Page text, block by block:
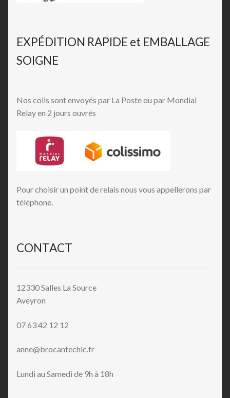
EXPÉDITION RAPIDE et EMBALLAGE
SOIGNE
Nos colis sont envoyés par La Poste ou par Mondial
Relay en 2 jours ouvrés
Pour choisir un point de relais nous vous appellerons par
téléphone.
CONTACT
12330 Salles La Source
Aveyron
07 63 42 12 12
anne@brocantechic.fr
Lundi au Samedi de 9h à 18h